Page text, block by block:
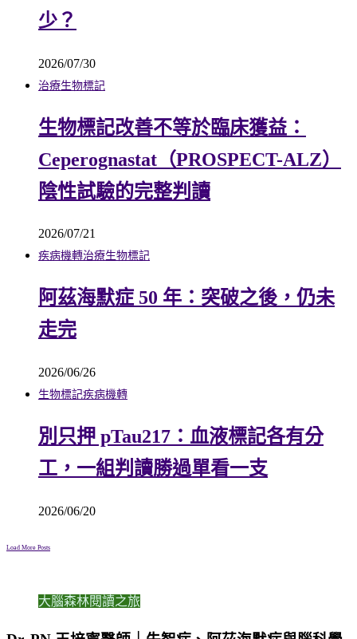
少？
2026/07/30
治療生物標記
生物標記改善不等於臨床獲益：
Ceperognastat（PROSPECT-ALZ）
陰性試驗的完整判讀
2026/07/21
疾病機轉治療生物標記
阿茲海默症 50 年：突破之後，仍未
走完
2026/06/26
生物標記疾病機轉
別只押 pTau217：血液標記各有分
工，一組判讀勝過單看一支
2026/06/20
Load More Posts
大腦森林閱讀之旅